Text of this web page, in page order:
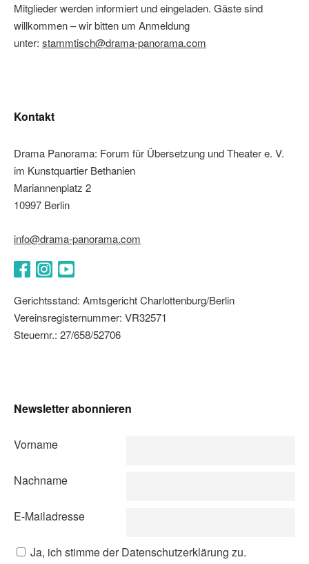
Mitglieder werden informiert und eingeladen. Gäste sind
willkommen – wir bitten um Anmeldung
unter: stammtisch@drama-panorama.com
Kontakt
Drama Panorama: Forum für Übersetzung und Theater e. V.
im Kunstquartier Bethanien
Mariannenplatz 2
10997 Berlin
info@drama-panorama.com
Gerichtsstand: Amtsgericht Charlottenburg/Berlin
Vereinsregisternummer: VR32571
Steuernr.: 27/658/52706
Newsletter abonnieren
Vorname
Nachname
E-Mailadresse
Ja, ich stimme der Datenschutzerklärung zu.